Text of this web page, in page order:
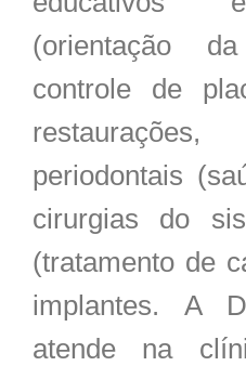
(orientação
controle de
periodontais
cirurgias do
(tratamento de
implantes. A
atende na